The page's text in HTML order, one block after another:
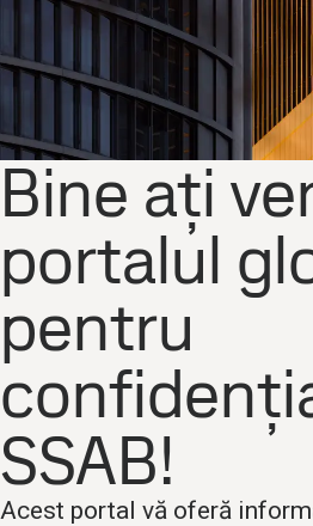
Bine ați
portalul
pentru
SSAB!
Acest portal vă oferă